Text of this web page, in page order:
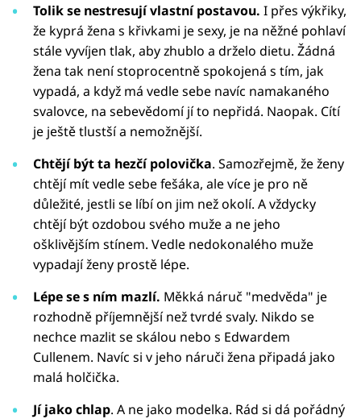
Tolik se nestresují vlastní postavou. I přes výkřiky,
že kyprá žena s křivkami je sexy, je na něžné pohlaví
stále vyvíjen tlak, aby zhublo a drželo dietu. Žádná
žena tak není stoprocentně spokojená s tím, jak
vypadá, a když má vedle sebe navíc namakaného
svalovce, na sebevědomí jí to nepřidá. Naopak. Cítí
je ještě tlustší a nemožnější.
Chtějí být ta hezčí polovička. Samozřejmě, že ženy
chtějí mít vedle sebe fešáka, ale více je pro ně
důležité, jestli se líbí on jim než okolí. A vždycky
chtějí být ozdobou svého muže a ne jeho
ošklivějším stínem. Vedle nedokonalého muže
vypadají ženy prostě lépe.
Lépe se s ním mazlí. Měkká náruč "medvěda" je
rozhodně příjemnější než tvrdé svaly. Nikdo se
nechce mazlit se skálou nebo s Edwardem
Cullenem. Navíc si v jeho náruči žena připadá jako
malá holčička.
Jí jako chlap. A ne jako modelka. Rád si dá pořádný